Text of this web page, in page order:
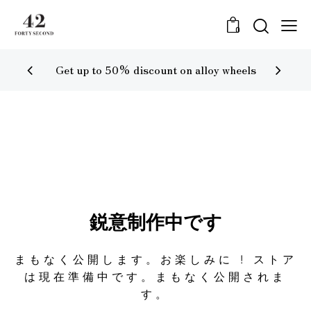
0
Get up to 50% discount on alloy wheels
鋭意制作中です
まもなく公開します。お楽しみに ! ストア
は現在準備中です。まもなく公開されま
す。